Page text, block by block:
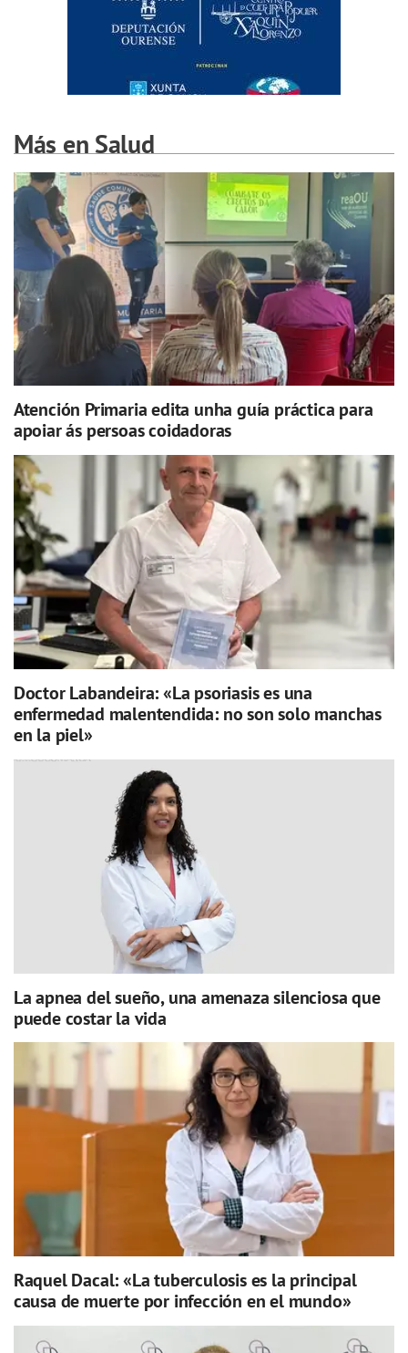
Más en Salud
Atención Primaria edita unha guía práctica para
apoiar ás persoas coidadoras
Doctor Labandeira: «La psoriasis es una
enfermedad malentendida: no son solo manchas
en la piel»
La apnea del sueño, una amenaza silenciosa que
puede costar la vida
Raquel Dacal: «La tuberculosis es la principal
causa de muerte por infección en el mundo»